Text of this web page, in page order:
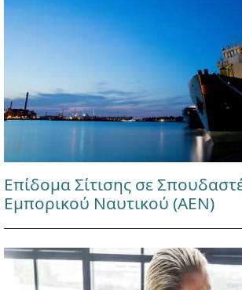
Επίδομα Σίτισης σε
Εμπορικού Ναυτικού (ΑΕΝ)